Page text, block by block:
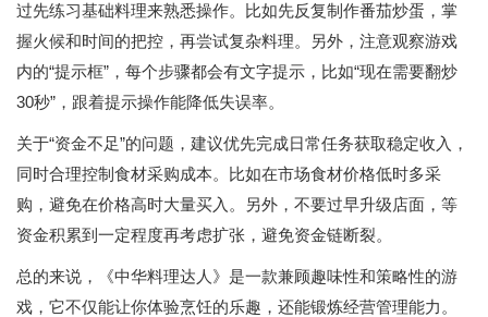
过先练习基础料理来熟悉操作。比如先反复制作番茄炒蛋，掌
握火候和时间的把控，再尝试复杂料理。另外，注意观察游戏
内的“提示框”，每个步骤都会有文字提示，比如“现在需要翻炒
30秒”，跟着提示操作能降低失误率。
关于“资金不足”的问题，建议优先完成日常任务获取稳定收入，
同时合理控制食材采购成本。比如在市场食材价格低时多采
购，避免在价格高时大量买入。另外，不要过早升级店面，等
资金积累到一定程度再考虑扩张，避免资金链断裂。
总的来说，《中华料理达人》是一款兼顾趣味性和策略性的游
戏，它不仅能让你体验烹饪的乐趣，还能锻炼经营管理能力。